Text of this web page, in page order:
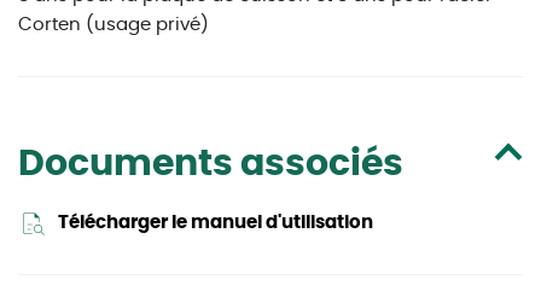
Corten (usage privé)
Documents associés
Télécharger le manuel d'utilisation